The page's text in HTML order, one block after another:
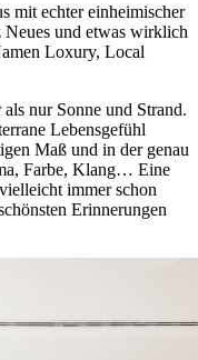
mit echter einheimischer
Neues und etwas wirklich
Loxury, Local
nur Sonne und Strand.
Lebensgefühl
Maß und in der genau
Farbe, Klang… Eine
immer schon
Erinnerungen